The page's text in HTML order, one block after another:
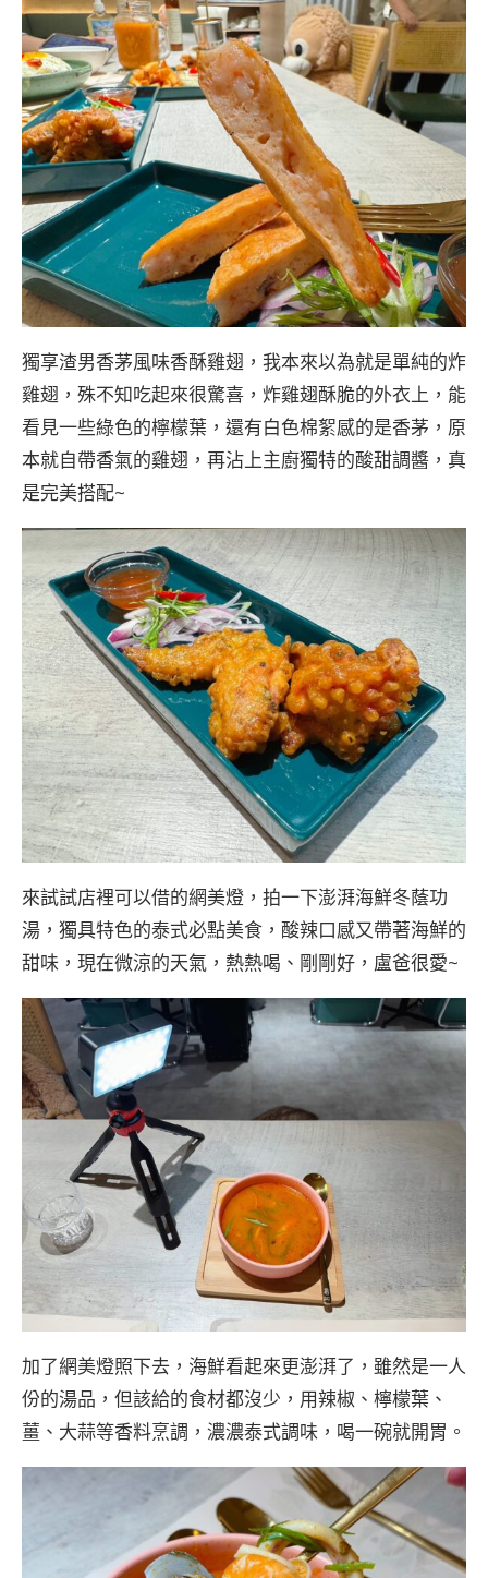
獨享渣男香茅風味香酥雞翅，我本來以為就是單純的炸
雞翅，殊不知吃起來很驚喜，炸雞翅酥脆的外衣上，能
看見一些綠色的檸檬葉，還有白色棉絮感的是香茅，原
本就自帶香氣的雞翅，再沾上主廚獨特的酸甜調醬，真
是完美搭配~
來試試店裡可以借的網美燈，拍一下澎湃海鮮冬蔭功
湯，獨具特色的泰式必點美食，酸辣口感又帶著海鮮的
甜味，現在微涼的天氣，熱熱喝、剛剛好，盧爸很愛~
加了網美燈照下去，海鮮看起來更澎湃了，雖然是一人
份的湯品，但該給的食材都沒少，用辣椒、檸檬葉、
薑、大蒜等香料烹調，濃濃泰式調味，喝一碗就開胃。